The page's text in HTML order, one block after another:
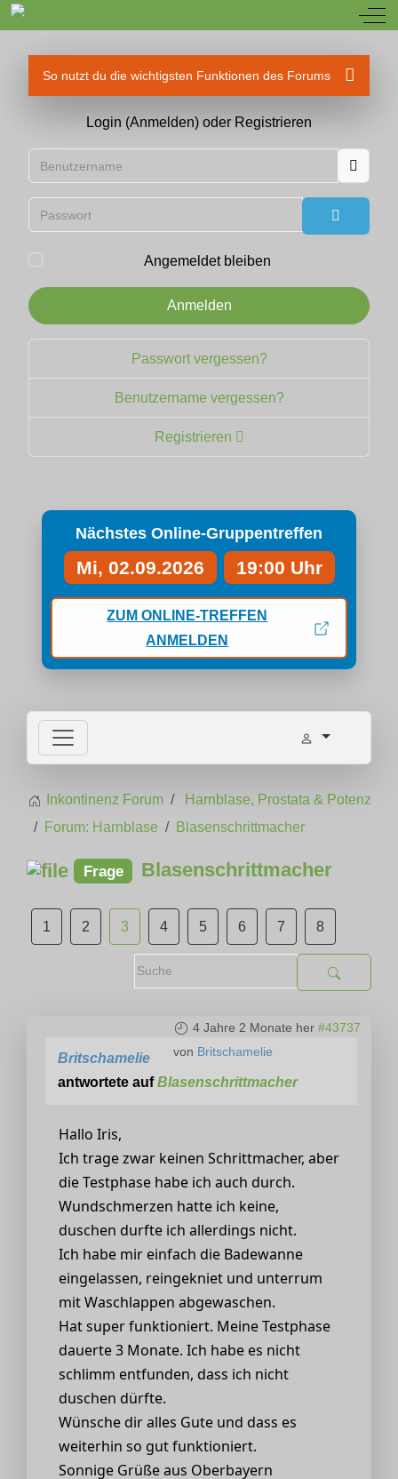
Off-
So nutzt du die wichtigsten Funktionen des Forums
Login (Anmelden) oder Registrieren
Benutzername
Passwort
Passwort
Angemeldet bleiben
Anmelden
Passwort vergessen?
Benutzername vergessen?
Registrieren
Nächstes Online-Gruppentreffen
Mi, 02.09.2026 19:00 Uhr
ZUM ONLINE-TREFFEN
ANMELDEN
Inkontinenz Forum
Harnblase, Prostata & Potenz
Forum: Harnblase
Blasenschrittmacher
Frage Blasenschrittmacher
1 2 3 4 5 6 7 8
4 Jahre 2 Monate her #43737
von Britschamelie
Britschamelie
antwortete aufBlasenschrittmacher
Hallo Iris,
Ich trage zwar keinen Schrittmacher, aber
die Testphase habe ich auch durch.
Wundschmerzen hatte ich keine,
duschen durfte ich allerdings nicht.
Ich habe mir einfach die Badewanne
eingelassen, reingekniet und unterrum
mit Waschlappen abgewaschen.
Hat super funktioniert. Meine Testphase
dauerte 3 Monate. Ich habe es nicht
schlimm entfunden, dass ich nicht
duschen dürfte.
Wünsche dir alles Gute und dass es
weiterhin so gut funktioniert.
Sonnige Grüße aus Oberbayern